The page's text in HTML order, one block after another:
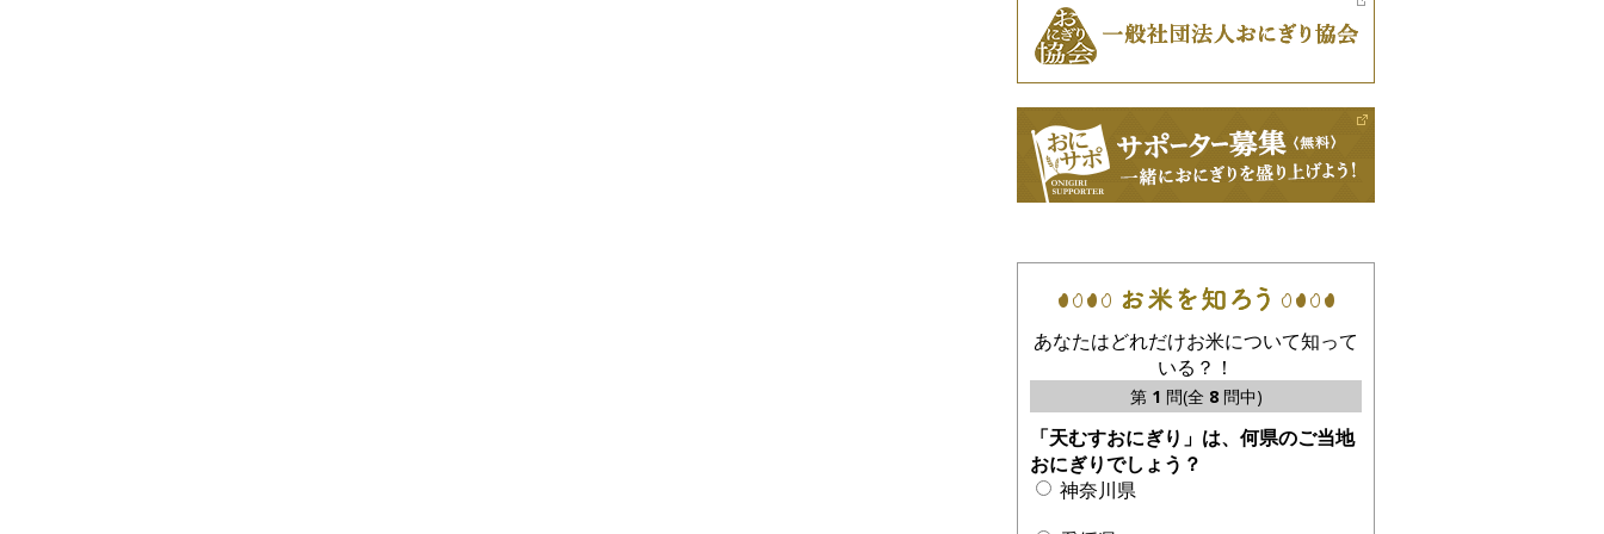
あなたはどれだけお米について知って
いる？！
第 1 問(全 8問中)
「天むすおにぎり」は、何県のご当地
おにぎりでしょう？
神奈川県